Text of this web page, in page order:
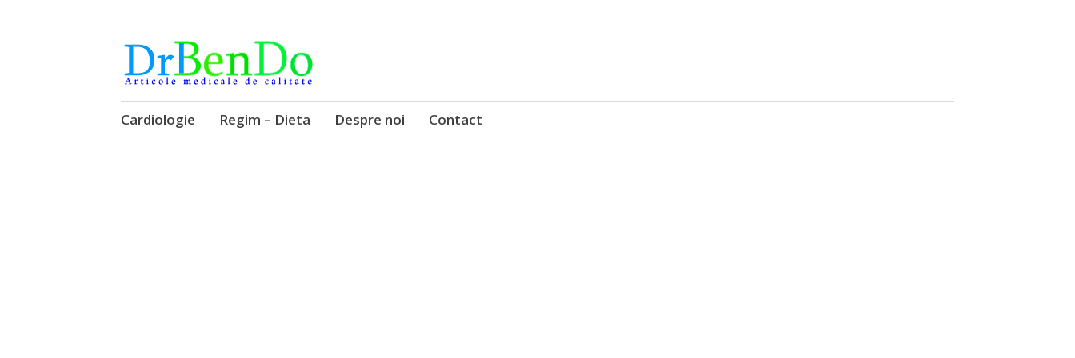
DrBendo.ro
Alimentatia sa iti fie medicatia
Sari
Cardiologie Regim – Dieta Despre noi Contact